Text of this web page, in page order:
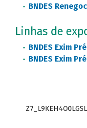
BNDES
Linhas de
BNDES Exim
BNDES Exim